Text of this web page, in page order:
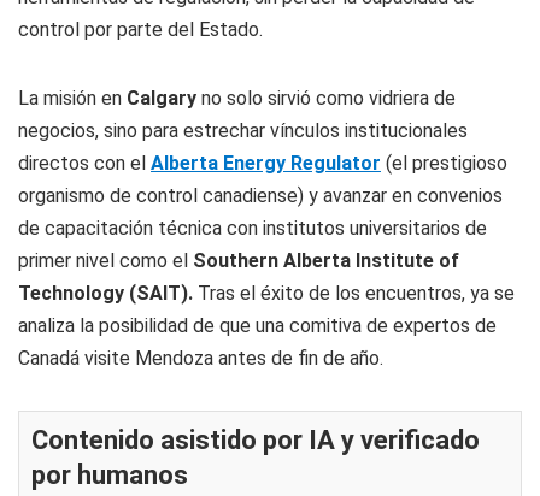
control por parte del Estado.
La misión en Calgary no solo sirvió como vidriera de
negocios, sino para estrechar vínculos institucionales
directos con el Alberta Energy Regulator (el prestigioso
organismo de control canadiense) y avanzar en convenios
de capacitación técnica con institutos universitarios de
primer nivel como el Southern Alberta Institute of
Technology (SAIT). Tras el éxito de los encuentros, ya se
analiza la posibilidad de que una comitiva de expertos de
Canadá visite Mendoza antes de fin de año.
Contenido asistido por IA y verificado
por humanos